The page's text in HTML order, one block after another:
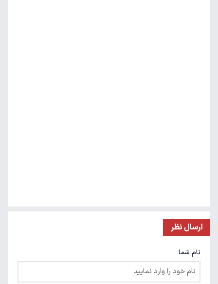
ارسال نظر
نام شما